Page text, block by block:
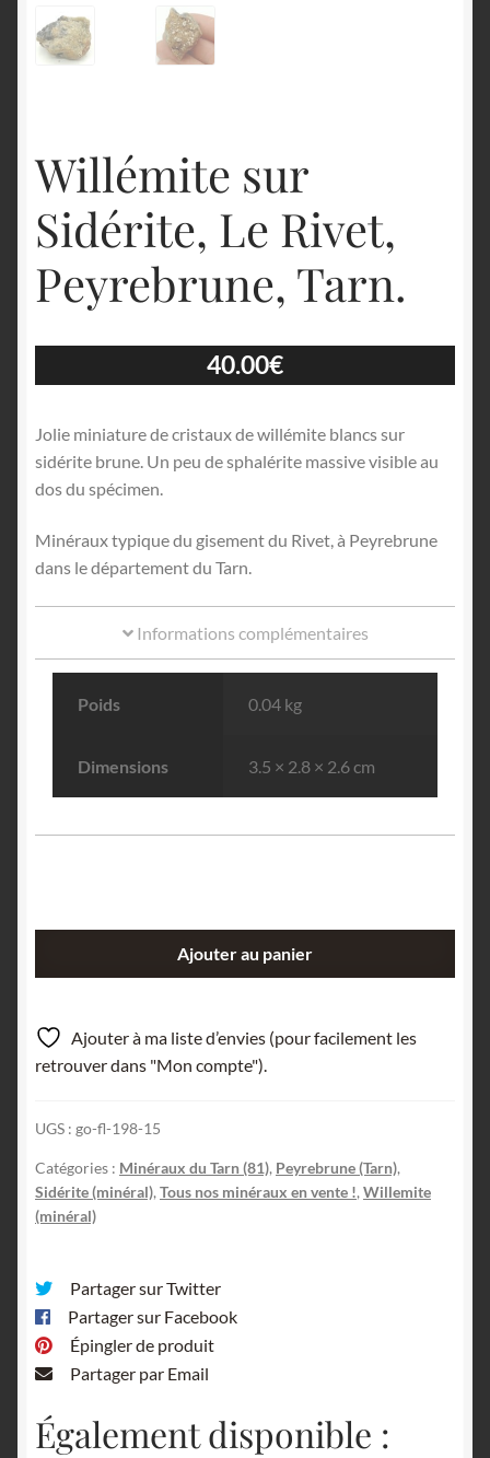
Willémite sur
Sidérite, Le Rivet,
Peyrebrune, Tarn.
40.00€
Jolie miniature de cristaux de willémite blancs sur
sidérite brune. Un peu de sphalérite massive visible au
dos du spécimen.
Minéraux typique du gisement du Rivet, à Peyrebrune
dans le département du Tarn.
Informations complémentaires
Poids 0.04 kg
Dimensions 3.5 × 2.8 × 2.6 cm
sur
Sidérite,
Le
Peyrebrune,
Tarn.
Ajouter au panier
Ajouter à ma liste d’envies (pour facilement les
retrouver dans "Mon compte").
UGS : go-fl-198-15
Catégories : Minéraux du Tarn (81), Peyrebrune (Tarn),
Sidérite (minéral), Tous nos minéraux en vente !, Willemite
(minéral)
Partager sur Twitter
Partager sur Facebook
Épingler de produit
Partager par Email
Également disponible :